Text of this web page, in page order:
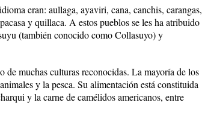
eran: aullaga, ayaviri, cana, canchis, carangas,
y quillaca. A estos pueblos se les ha atribuido
(también conocido como Collasuyo) y
de muchas culturas reconocidas. La mayoría de los
y la pesca. Su alimentación está constituida
y la carne de camélidos americanos, entre